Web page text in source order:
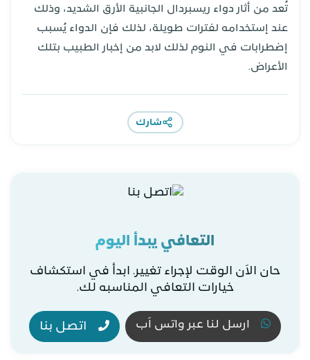
تُعد من أثار دواء ريسبردال الجانبية الأرق الشديد، وذلك
عند إستخدامه لفترات طويلة، لذلك فإن الدواء يُسبب
إضطرابات في النوم لذلك لابد من إخبار الطبيب بتلك
الأعراض.
شارك
التعافي يبدأ اليوم
حان الاَن الوقت لإجراء تغيير. ابدأ في استكشاف
خيارات التعافي المناسبه لك.
ارسل لنا عبر واتس اَب اتصل بنا